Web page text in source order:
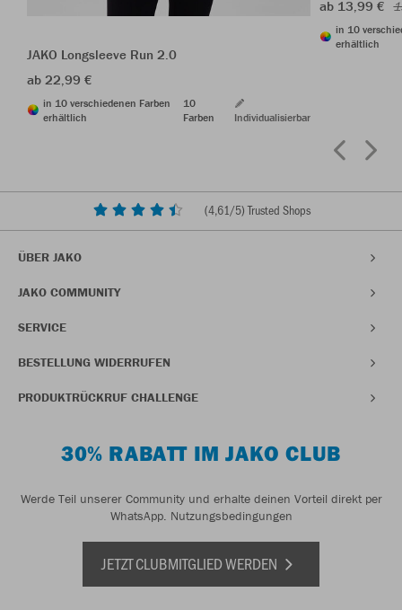
JAKO Longsleeve Run 2.0
ab 22,99 €
in 10 verschiedenen Farben
erhältlich
10
Farben
Individualisierbar
ab 13,99 €
in 10
erhältlich
(4,61/5) Trusted Shops
ÜBER JAKO
JAKO COMMUNITY
SERVICE
BESTELLUNG WIDERRUFEN
PRODUKTRÜCKRUF CHALLENGE
30% RABATT IM JAKO CLUB
Werde Teil unserer Community und erhalte deinen Vorteil direkt per
WhatsApp. Nutzungsbedingungen
JETZT CLUBMITGLIED WERDEN